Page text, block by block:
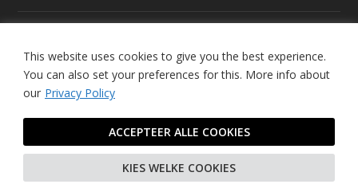
This website uses cookies to give you the best experience.
You can also set your preferences for this. More info about
our Privacy Policy
KIES WELKE COOKIES
ACCEPTEER ALLE COOKIES
Ambassadeurs
© 2026 Nutrifoodz - ALLE RECHTEN VOORBEHOUDEN